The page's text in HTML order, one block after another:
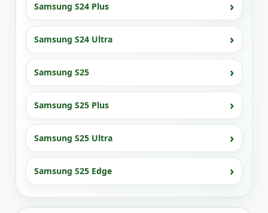
Samsung S24 Plus
Samsung S24 Ultra
Samsung S25
Samsung S25 Plus
Samsung S25 Ultra
Samsung S25 Edge